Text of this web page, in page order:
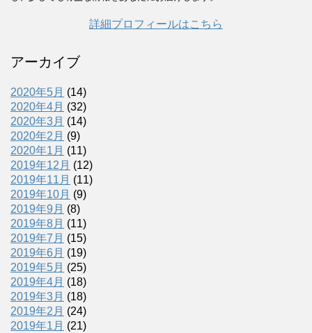
詳細プロフィールはこちら
アーカイブ
2020年5月 (14)
2020年4月 (32)
2020年3月 (14)
2020年2月 (9)
2020年1月 (11)
2019年12月 (12)
2019年11月 (11)
2019年10月 (9)
2019年9月 (8)
2019年8月 (11)
2019年7月 (15)
2019年6月 (19)
2019年5月 (25)
2019年4月 (18)
2019年3月 (18)
2019年2月 (24)
2019年1月 (21)